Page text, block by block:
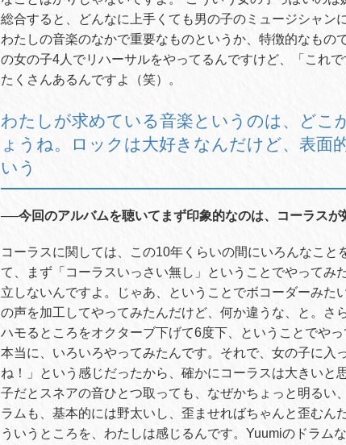
総合すると、どんなに上手くても男の子のミュージシャン
わたしの音楽のなかで重要なものというか、特徴的なもの
の女の子4人でリハーサルをやってるんですけど、「これ
たくさんあるんですよ（笑）。
わたしが求めている音楽というのは、どこ
ょうね。ロックは大好きなんだけど、表面
いう
──今回のアルバムを聴いてまず印象的なのは、コーラスが
コーラスに関しては、この10年くらいの間にいろんなこと
て、まず「コーラスいっさい無し」ということでやってみ
立しないんですよ。じゃあ、ということでボコーダーみた
の声を加工してやってみたんだけど、何か違うな、と。さ
ハモるところをオクターブ下げて6度下、ということでや
本当に、いろいろやってみたんです。それで、女の子に入
ね！」という感じだったから、確かにコーラスは大きいと
子だとスネアの音ひとつ取っても、なぜかちょっと明るい
ラムも、基本的には野太いし、歪ませればちゃんと歪むん
ういうところを、わたしは感じるんです。 Yuumiのドラムな